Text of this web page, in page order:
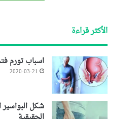
الأكثر قراءة
اسباب تورم
2020-03-21
شكل البواسير